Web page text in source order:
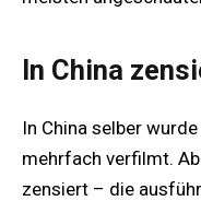
In China
In China selber
mehrfach verfilmt.
zensiert – die